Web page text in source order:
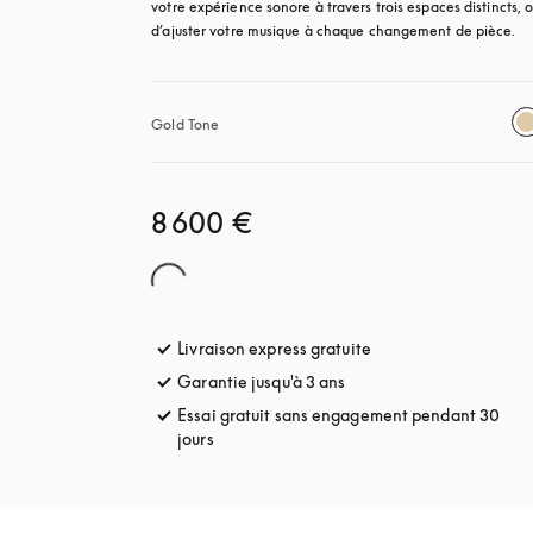
votre expérience sonore à travers trois espaces distincts,
d’ajuster votre musique à chaque changement de pièce.
Gold Tone
8 600 €
Livraison express gratuite
Garantie jusqu'à 3 ans
Essai gratuit sans engagement pendant 30
jours